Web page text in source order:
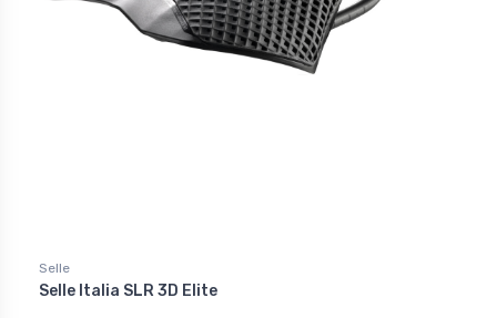
Selle
Selle Italia SLR 3D Elite